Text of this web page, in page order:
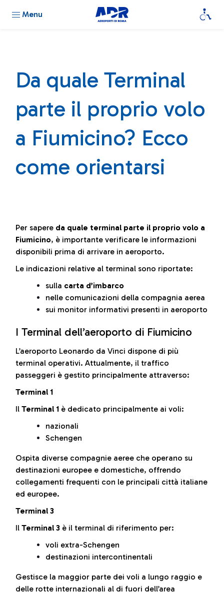
Menu
Da quale Terminal
parte il proprio volo
a Fiumicino? Ecco
come orientarsi
Per sapere da quale terminal parte il proprio volo a
Fiumicino, è importante verificare le informazioni
disponibili prima di arrivare in aeroporto.
Le indicazioni relative al terminal sono riportate:
sulla carta d’imbarco
nelle comunicazioni della compagnia aerea
sui monitor informativi presenti in aeroporto
I Terminal dell’aeroporto di Fiumicino
L’aeroporto Leonardo da Vinci dispone di più
terminal operativi. Attualmente, il traffico
passeggeri è gestito principalmente attraverso:
Terminal 1
Il Terminal 1 è dedicato principalmente ai voli:
nazionali
Schengen
Ospita diverse compagnie aeree che operano su
destinazioni europee e domestiche, offrendo
collegamenti frequenti con le principali città italiane
ed europee.
Terminal 3
Il Terminal 3 è il terminal di riferimento per:
voli extra-Schengen
destinazioni intercontinentali
Gestisce la maggior parte dei voli a lungo raggio e
delle rotte internazionali al di fuori dell’area